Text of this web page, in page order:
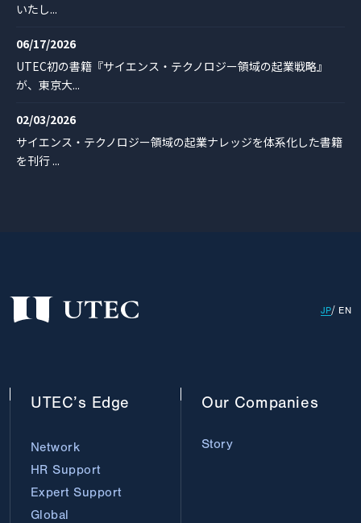
いたし...
06/17/2026
UTEC初の書籍『サイエンス・テクノロジー領域の起業戦略』
が、東京大...
02/03/2026
サイエンス・テクノロジー領域の起業ナレッジを体系化した書籍
を刊行 ...
JP EN
UTEC’s Edge
Network
HR Support
Expert Support
Global
Our Companies
Story